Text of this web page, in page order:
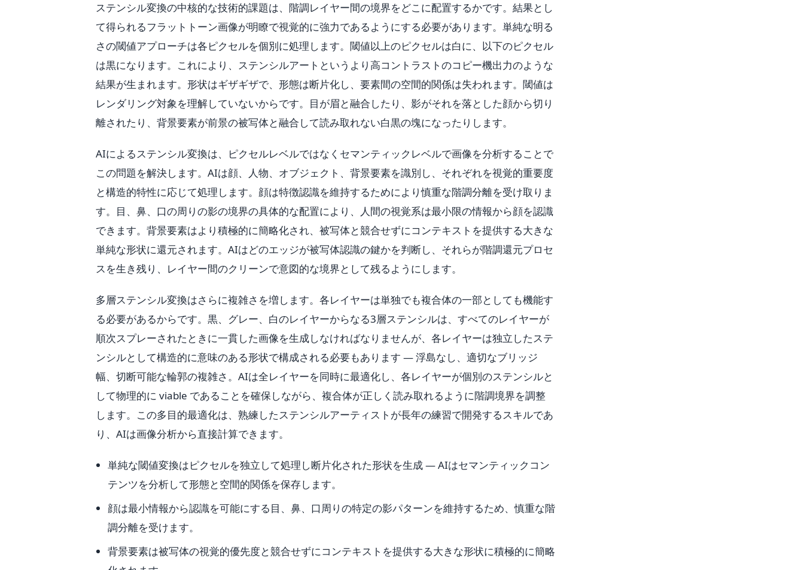
ステンシル変換の中核的な技術的課題は、階調レイヤー間の境界をどこに配置するかです。結果とし
て得られるフラットトーン画像が明瞭で視覚的に強力であるようにする必要があります。単純な明る
さの閾値アプローチは各ピクセルを個別に処理します。閾値以上のピクセルは白に、以下のピクセル
は黒になります。これにより、ステンシルアートというより高コントラストのコピー機出力のような
結果が生まれます。形状はギザギザで、形態は断片化し、要素間の空間的関係は失われます。閾値は
レンダリング対象を理解していないからです。目が眉と融合したり、影がそれを落とした顔から切り
離されたり、背景要素が前景の被写体と融合して読み取れない白黒の塊になったりします。
AIによるステンシル変換は、ピクセルレベルではなくセマンティックレベルで画像を分析することで
この問題を解決します。AIは顔、人物、オブジェクト、背景要素を識別し、それぞれを視覚的重要度
と構造的特性に応じて処理します。顔は特徴認識を維持するためにより慎重な階調分離を受け取りま
す。目、鼻、口の周りの影の境界の具体的な配置により、人間の視覚系は最小限の情報から顔を認識
できます。背景要素はより積極的に簡略化され、被写体と競合せずにコンテキストを提供する大きな
単純な形状に還元されます。AIはどのエッジが被写体認識の鍵かを判断し、それらが階調還元プロセ
スを生き残り、レイヤー間のクリーンで意図的な境界として残るようにします。
多層ステンシル変換はさらに複雑さを増します。各レイヤーは単独でも複合体の一部としても機能す
る必要があるからです。黒、グレー、白のレイヤーからなる3層ステンシルは、すべてのレイヤーが
順次スプレーされたときに一貫した画像を生成しなければなりませんが、各レイヤーは独立したステ
ンシルとして構造的に意味のある形状で構成される必要もあります — 浮島なし、適切なブリッジ
幅、切断可能な輪郭の複雑さ。AIは全レイヤーを同時に最適化し、各レイヤーが個別のステンシルと
して物理的に viable であることを確保しながら、複合体が正しく読み取れるように階調境界を調整
します。この多目的最適化は、熟練したステンシルアーティストが長年の練習で開発するスキルであ
り、AIは画像分析から直接計算できます。
単純な閾値変換はピクセルを独立して処理し断片化された形状を生成 — AIはセマンティックコン
テンツを分析して形態と空間的関係を保存します。
顔は最小情報から認識を可能にする目、鼻、口周りの特定の影パターンを維持するため、慎重な階
調分離を受けます。
背景要素は被写体の視覚的優先度と競合せずにコンテキストを提供する大きな形状に積極的に簡略